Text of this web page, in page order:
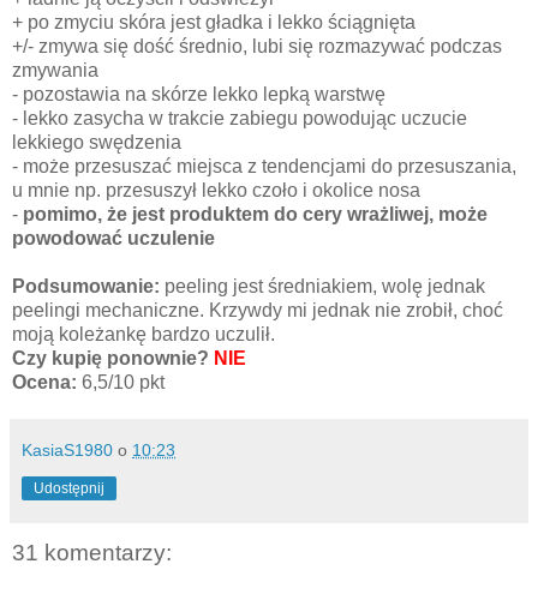
+ po zmyciu skóra jest gładka i lekko ściągnięta
+/- zmywa się dość średnio, lubi się rozmazywać podczas
zmywania
- pozostawia na skórze lekko lepką warstwę
- lekko zasycha w trakcie zabiegu powodując uczucie
lekkiego swędzenia
- może przesuszać miejsca z tendencjami do przesuszania,
u mnie np. przesuszył lekko czoło i okolice nosa
- pomimo, że jest produktem do cery wrażliwej, może
powodować uczulenie
Podsumowanie: peeling jest średniakiem, wolę jednak
peelingi mechaniczne. Krzywdy mi jednak nie zrobił, choć
moją koleżankę bardzo uczulił.
Czy kupię ponownie? NIE
Ocena: 6,5/10 pkt
KasiaS1980 o 10:23
Udostępnij
31 komentarzy: